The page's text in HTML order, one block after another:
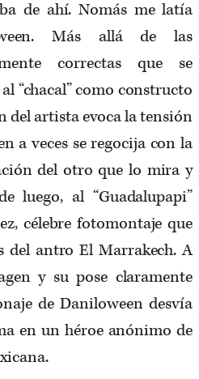
de ahí. Nomás me latía
Más allá de las
correctas que se
“chacal” como constructo
del artista evoca la tensión
a veces se regocija con la
del otro que lo mira y
luego, al “Guadalupapi”
célebre fotomontaje que
del antro El Marrakech. A
y su pose claramente
de Daniloween desvía
en un héroe anónimo de